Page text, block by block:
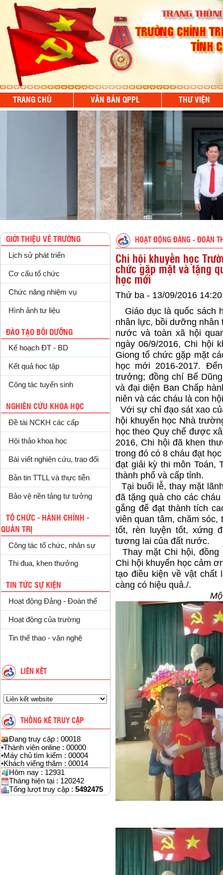
TRANG CHỦ VĂN BẢN QPPL THƯ VIỆN
GIỚI THIỆU VỀ TRƯỜNG
Lịch sử phát triển
Cơ cấu tổ chức
Chức năng nhiệm vụ
Hình ảnh tư liệu
ĐÀO TẠO BỒI DƯỠNG
Kế hoạch ĐT - BD
Kết quả học tập
Công tác tuyển sinh
NGHIÊN CỨU KHOA HỌC
Đề tài NCKH các cấp
Hội thảo khoa học
Bài viết nghiên cứu, trao đổi
Bản tin TTLL và thực tiễn
Bảo vệ nền tảng tư tưởng
TỔ CHỨC - HÀNH CHÍNH -
QUẢN TRỊ
Công tác tổ chức, nhân sự
Thi đua, khen thưởng
TIN TỨC SỰ KIỆN
Hoạt động Đảng - Đoàn thể
Hoạt động của trường
Tin thể thao - văn nghệ
LIÊN KẾT
THỐNG KÊ TRUY CẬP
Đang truy cập : 00018
•Thành viên online : 00000
•Máy chủ tìm kiếm : 00004
•Khách viếng thăm : 00014
Hôm nay : 12931
Tháng hiện tại : 120242
Tổng lượt truy cập : 5492475
HOẠT ĐỘNG ĐẢNG - ĐOÀN
Chi hội khuyến học
chức gặp mặt và tặng
học mới
Thứ ba - 13/09/2016 14:20
Giáo dục là quốc sách
nhân lực, bồi dưỡng
nước và toàn xã hội
ngày 06/9/2016, Chi hội
Giong tổ chức gặp mặt
học mới 2016-2017.
trưởng; đồng chí Bế
và đại diện Ban Chấp
niên và các cháu là con
Với sự chỉ đạo sát xao
hội khuyến học Nhà
học theo Quy chế được
2016, Chi hội đã khen
trong đó có 8 cháu đạt
đạt giải kỳ thi môn Toán,
thành phố và cấp tỉnh.
Tại buổi lễ, thay mặt
đã tặng quà cho các
gắng để đạt thành tích
viên quan tâm, chăm sóc,
tốt, rèn luyện tốt, xứng
tương lai của đất nước.
Thay mặt Chi hội,
Chi hội khuyến học cảm
tạo điều kiện về vật chất
càng có hiệu quả./.
Một số